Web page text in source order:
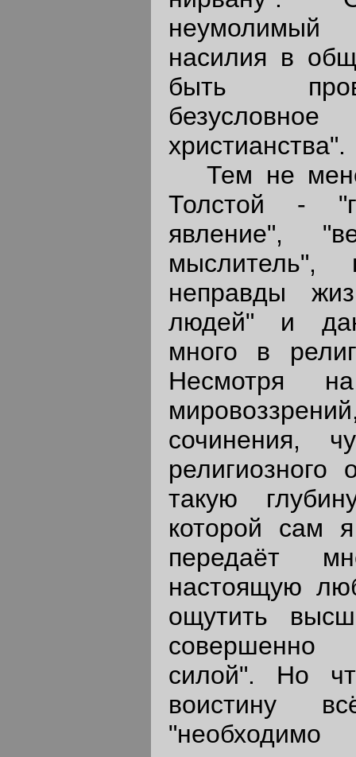
неумолимый
насилия в
быть
христианства".
Тем не
Толстой -
явление",
мыслитель",
неправды
людей" и
много в
Несмотря
сочинения,
такую
которой сам
передаёт
настоящую
ощутить
силой". Но
воистину